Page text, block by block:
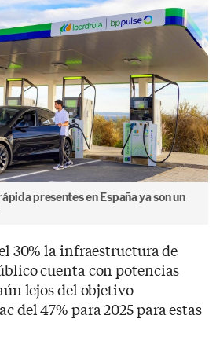
presentes en España ya son un
30% la infraestructura de
cuenta con potencias
lejos del objetivo
del 47% para 2025 para estas